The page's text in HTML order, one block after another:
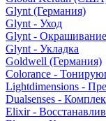
Glynt (Германия)
Glynt - Уход
Glynt - Окрашивание
Glynt - Укладка
Goldwell (Германия)
Colorance -
Lightdimensions -
Dualsenses -
Elixir -